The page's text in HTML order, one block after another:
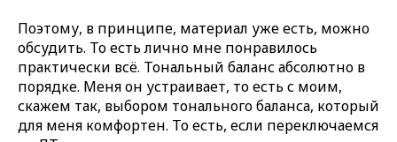
Поэтому, в принципе, материал уже есть, можно
обсудить. То есть лично мне понравилось
практически всё. Тональный баланс абсолютно в
порядке. Меня он устраивает, то есть с моим,
скажем так, выбором тонального баланса, который
для меня комфортен. То есть, если переключаемся